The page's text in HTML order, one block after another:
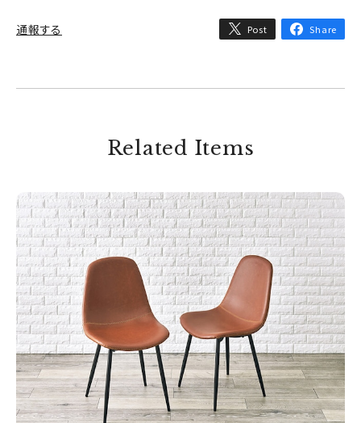
通報する Post Share
Related Items